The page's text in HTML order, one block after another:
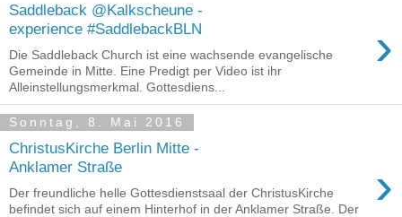
Saddleback @Kalkscheune -
experience #SaddlebackBLN
›
Die Saddleback Church ist eine wachsende evangelische
Gemeinde in Mitte. Eine Predigt per Video ist ihr
Alleinstellungsmerkmal. Gottesdiens...
Sonntag, 8. Mai 2016
ChristusKirche Berlin Mitte -
Anklamer Straße
›
Der freundliche helle Gottesdienstsaal der ChristusKirche
befindet sich auf einem Hinterhof in der Anklamer Straße. Der